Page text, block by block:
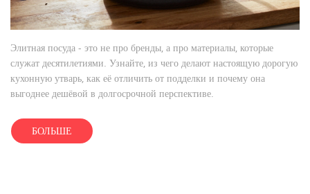
Элитная посуда - это не про бренды, а про материалы, которые
служат десятилетиями. Узнайте, из чего делают настоящую дорогую
кухонную утварь, как её отличить от подделки и почему она
выгоднее дешёвой в долгосрочной перспективе.
БОЛЬШЕ